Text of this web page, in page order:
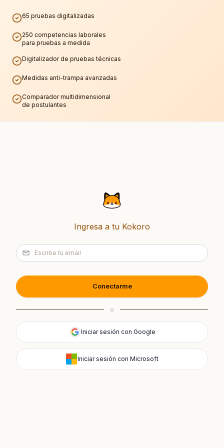
65 pruebas digitalizadas
250 competencias laborales
para pruebas a medida
Digitalizador de pruebas técnicas
Medidas anti-trampa avanzadas
Comparador multidimensional
de postulantes
Ingresa a tu Kokoro
Conectarme
o
Iniciar sesión con Google
Iniciar sesión con Microsoft